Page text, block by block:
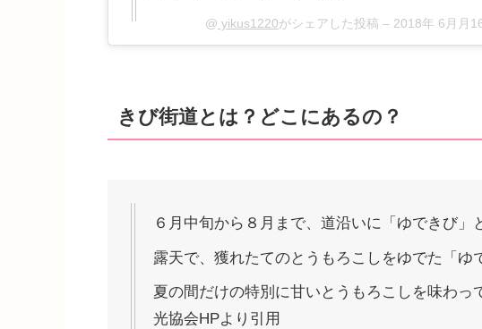
@ yikus1220がシェアした投稿 – 2018年 6月月
きび街道とは？どこにあるの？
６月中旬から８月まで、道沿いに「ゆできび」
露天で、獲れたてのとうもろこしをゆでた「ゆ
夏の間だけの特別に甘いとうもろこしを味わ
光協会HPより引用